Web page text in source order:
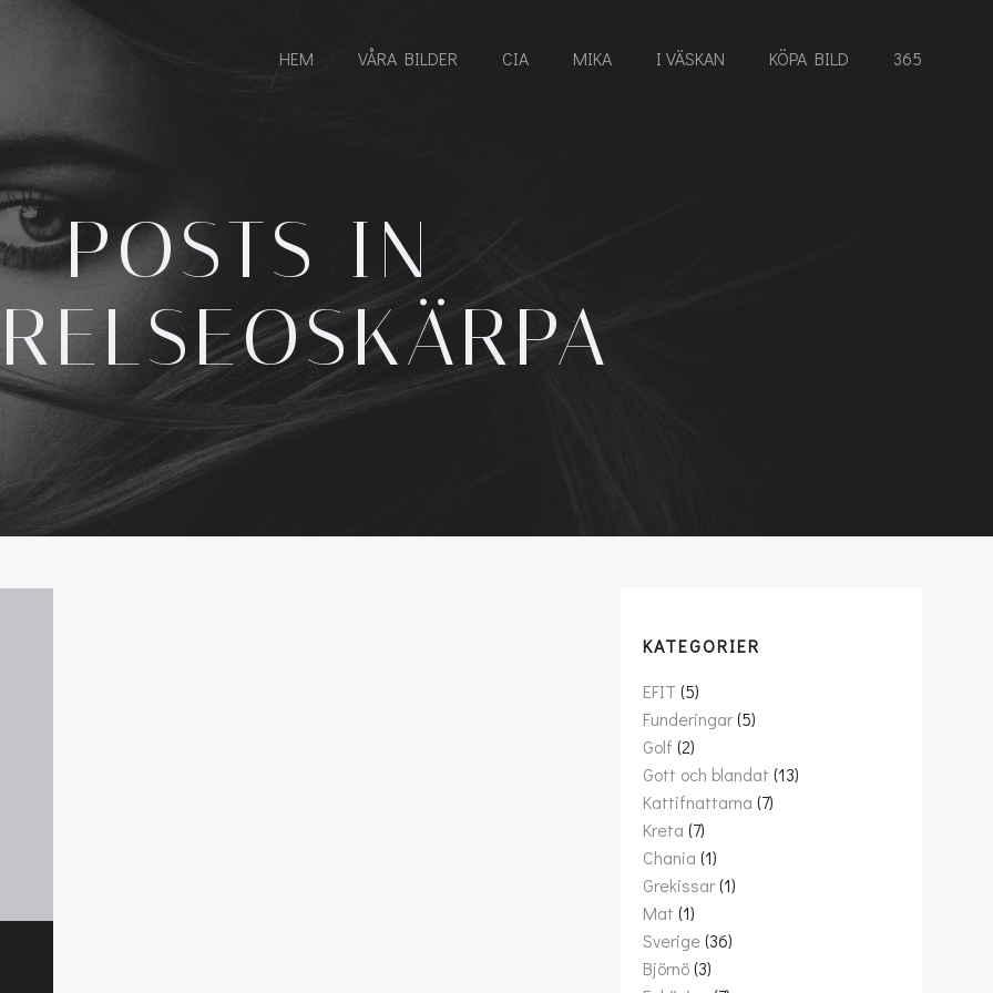
HEM VÅRA BILDER CIA MIKA I VÄSKAN KÖPA BILD 365
POSTS IN
KATEGORIER
EFIT (5)
Funderingar(5)
Golf (2)
Gott och blandat (13)
Kattifnattarna (7)
Kreta (7)
Chania (1)
Grekissar(1)
Mat (1)
Sverige(36)
Björnö(3)